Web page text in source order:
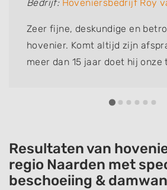
Bedrijf: Hoveniersbedrijf Roy
Zeer fijne, deskundige en
hovenier. Komt altijd zijn
meer dan 15 jaar doet hij onze
Resultaten van
regio Naarden met
beschoeiing &